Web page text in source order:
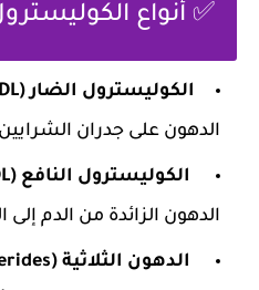
✅ أنواع
الكوليسترول الضار (LDL):
الدهون على جدران
الكوليسترول النافع (HDL):
الدهون الزائدة من الدم
الدهون الثلاثية (Triglycerides):